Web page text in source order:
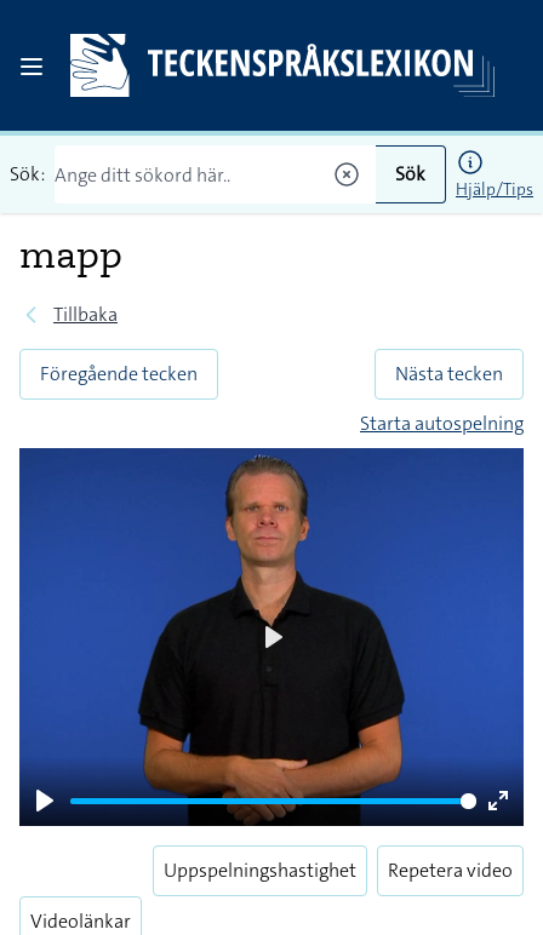
Sök: Sök
Hjälp/Tips
mapp
Tillbaka
Föregående tecken
Nästa tecken
Starta autospelning
Play
Enter
Videolänkar
Uppspelningshastighet Repetera video